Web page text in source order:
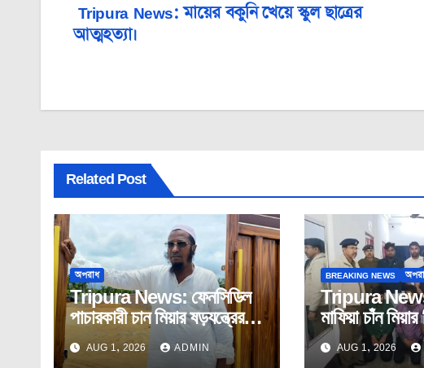
Post
navigation
Tripura News: মায়ের বকুনি খেয়ে স্কুল ছাত্রের
আত্মহত্যা।
Related Post
অপরাধ
Tripura News: ফেনসিডিল
পাচারকারী চান মিয়ার ষড়যন্ত্রের
শিকার তরুণ সাংবাদিক!
AUG 1, 2026 ADMIN
BREAKING NEWS
Tripura
মাফিয়া চাঁন
সাংবাদিক রাহুলের
AUG 1, 2026